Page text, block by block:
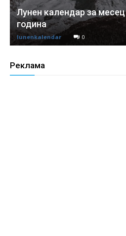
Лунен календар за
година
lunenkalendar 0
Реклама